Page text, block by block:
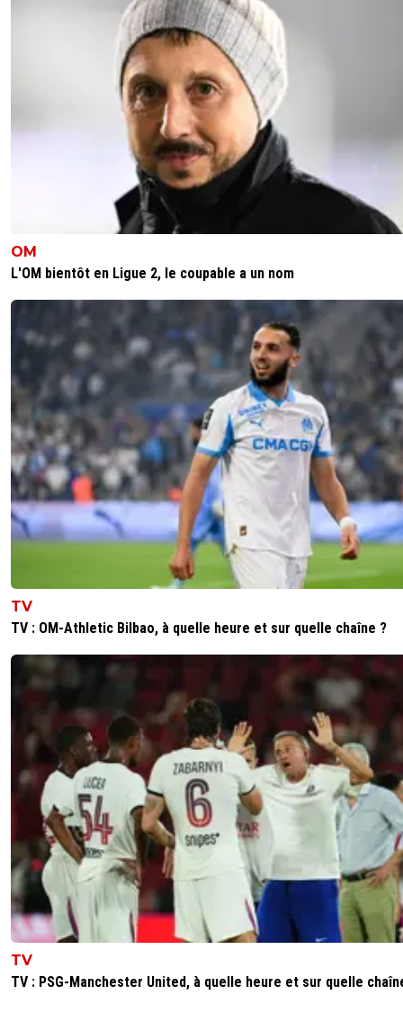
24 juillet 2025 à 8:10 +5
II a liké un post de l'OM donc pour Facy il est amoureux
l'OM 🤣. Faut doser Corentin...
Répondre
king-magnus 24 juillet 2025 à 8:26
Ce like qui n'est pas anodin, témoigne tout de
l'intention du joueur, même si je suis d'accord, il
doser...
il joue de ça depuis des jours , son père a
images de marseille , lui a posté un
feyenoord tout content, puis là il fait ça , il joue
les nerfs des marseillais ...
Répondre
king-magnus 24 juillet 2025 à 10:33 +1
Il est d'accord pour venir à Marseille et le fait
façon assez fine avec des petites choses, mais
pas prêt et n'a pas envie de partir au clash
club. J'aime bien au contraire cette mentalité
pro.Je rappelle que c'est le club qui refuse
0+ Répondre
OM
L'OM bientôt en Ligue 2, le coupable a un nom
TV
TV : OM-Athletic Bilbao, à quelle heure et sur quelle chaîne ?
TV
TV : PSG-Manchester United, à quelle heure et sur quelle